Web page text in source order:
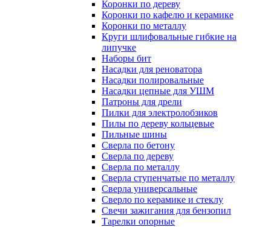
Коронки по дереву
Коронки по кафелю и керамике
Коронки по металлу
Круги шлифовальные гибкие на
липучке
Наборы бит
Насадки для реноватора
Насадки полировальные
Насадки цепные для УШМ
Патроны для дрели
Пилки для электролобзиков
Пилы по дереву кольцевые
Пильные шины
Сверла по бетону
Сверла по дереву
Сверла по металлу
Сверла ступенчатые по металлу
Сверла универсальные
Сверло по керамике и стеклу
Свечи зажигания для бензопил
Тарелки опорные